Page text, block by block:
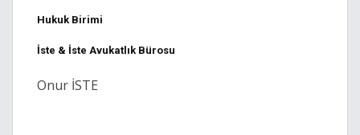
Hukuk Birimi
İste & İste Avukatlık Bürosu
Onur İSTE